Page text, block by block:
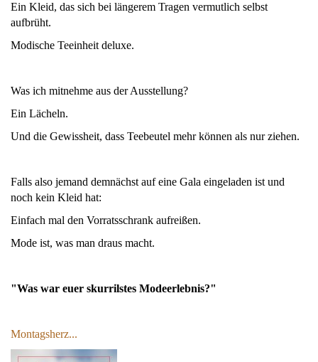
Ein Kleid, das sich bei längerem Tragen vermutlich selbst
aufbrüht.
Modische Teeinheit deluxe.
Was ich mitnehme aus der Ausstellung?
Ein Lächeln.
Und die Gewissheit, dass Teebeutel mehr können als nur ziehen.
Falls also jemand demnächst auf eine Gala eingeladen ist und
noch kein Kleid hat:
Einfach mal den Vorratsschrank aufreißen.
Mode ist, was man draus macht.
"Was war euer skurrilstes Modeerlebnis?"
Montagsherz...